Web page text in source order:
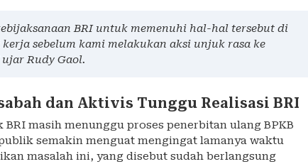
BRI untuk memenuhi hal-hal tersebut di
sebelum kami melakukan aksi unjuk rasa ke
Rudy Gaol.
dan Aktivis Tunggu Realisasi BRI
masih menunggu proses penerbitan ulang BPKB
semakin menguat mengingat lamanya waktu
masalah ini, yang disebut sudah berlangsung